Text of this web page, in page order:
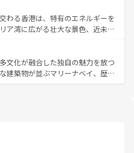
ー、ベトナムコーヒーなどは、ぜ
の地域を訪れてもあたたかい人々
ので、きっと忘れられない旅にな
北部ではチェンマイなどの山岳地
部ではプーケットやクラビの美し
を楽しむことができる。タイ料理
暖で、どの季節にも異なる楽しみ
すいタイの人々、仏教を中心とし
光資源が、訪れる旅人を魅了し続
わる香港は、特有のエネルギーを
ア湾に広がる壮大な景色、近未来
するはず。観光スポットが密集し
ろを回れるのも魅力。息をのむよ
験まで、香港を存分に楽しみ尽く
文化が融合した独自の魅力を放つ
建築物が並ぶマリーナベイ、歴史
風情を楽しめる外せないスポット